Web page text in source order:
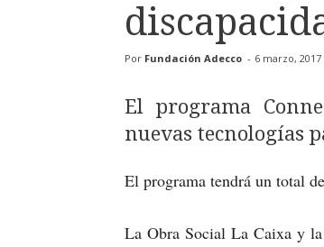
Por Fundación Adecco - 6 marzo, 2017
El programa
nuevas tecnologías
El programa tendrá un total
La Obra Social La Caixa y